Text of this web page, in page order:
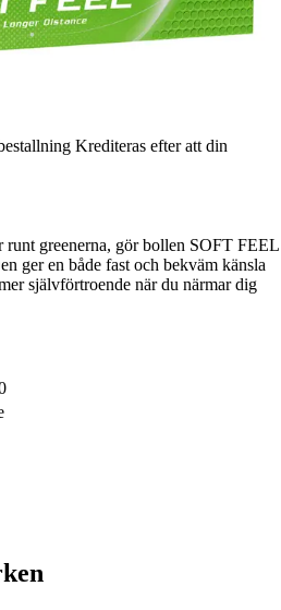
Krediteras efter att din
runt greenerna, gör bollen SOFT FEEL
ger en både fast och bekväm känsla
självförtroende när du närmar dig